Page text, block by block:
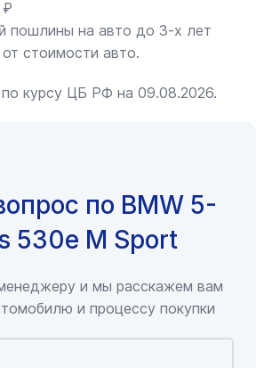
₽
пошлины на авто до 3-х лет
стоимости авто.
курсу ЦБ РФ на 09.08.2026.
по BMW 5-
530e M Sport
и мы расскажем вам
и процессу покупки